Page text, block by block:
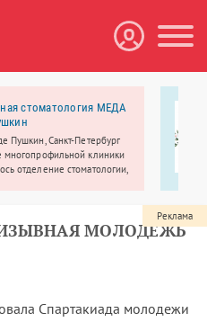
стоматология МЕДА
Пушкин, Санкт-Петербург
многопрофильной клиники
отделение стоматологии,
МОЛОДЕЖЬ
Спартакиада молодежи
Реклама